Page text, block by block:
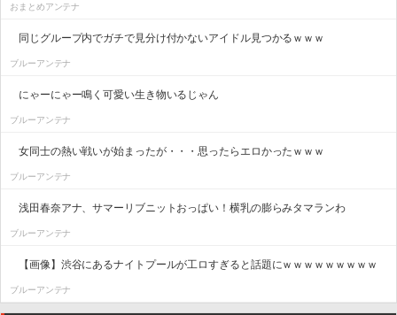
おまとめアンテナ
同じグループ内でガチで見分け付かないアイドル見つかるｗｗｗ
ブルーアンテナ
にゃーにゃー鳴く可愛い生き物いるじゃん
ブルーアンテナ
女同士の熱い戦いが始まったが・・・思ったらエロかったｗｗｗ
ブルーアンテナ
浅田春奈アナ、サマーリブニットおっぱい！横乳の膨らみタマランわ
ブルーアンテナ
【画像】渋谷にあるナイトプールが工ロすぎると話題にｗｗｗｗｗｗｗｗｗ
ブルーアンテナ